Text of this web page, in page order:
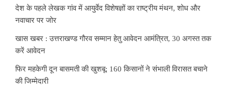
देश के पहले लेखक गांव में आयुर्वेद विशेषज्ञों का राष्ट्रीय मंथन, शोध और
नवाचार पर जोर
खास खबर : उत्तराखण्ड गौरव सम्मान हेतु आवेदन आमंत्रित, 30 अगस्त तक
करें आवेदन
फिर महकेगी दून बासमती की खुशबू: 160 किसानों ने संभाली विरासत बचाने
की जिम्मेदारी